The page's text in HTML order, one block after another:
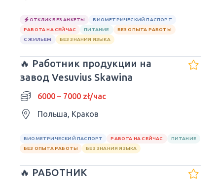
ОТКЛИК БЕЗ АНКЕТЫ
БИОМЕТРИЧЕСКИЙ ПАСПОРТ
РАБОТА НА СЕЙЧАС
ПИТАНИЕ
БЕЗ ОПЫТА РАБОТЫ
С ЖИЛЬЕМ
БЕЗ ЗНАНИЯ ЯЗЫКА
🔥 Работник продукции на
завод Vesuvius Skawina
6000 – 7000 zł/час
Польша, Краков
БИОМЕТРИЧЕСКИЙ ПАСПОРТ РАБОТА НА СЕЙЧАС
ПИТАНИЕ
БЕЗ ОПЫТА РАБОТЫ
БЕЗ ЗНАНИЯ ЯЗЫКА
🔥 РАБОТНИК